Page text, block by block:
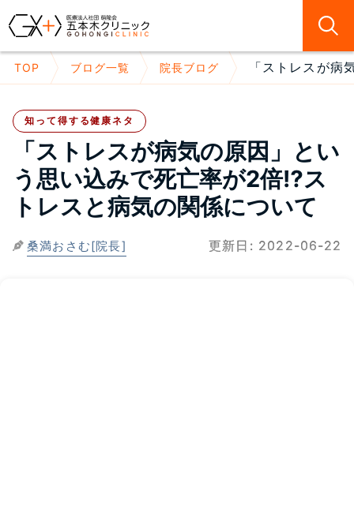
TOP ブログ一覧 院長ブログ 「ストレスが
知って得する健康ネタ
「ストレスが病気の原因」とい
う思い込みで死亡率が2倍⁉ス
トレスと病気の関係について
桑満おさむ[院長] 更新日: 2022-06-22